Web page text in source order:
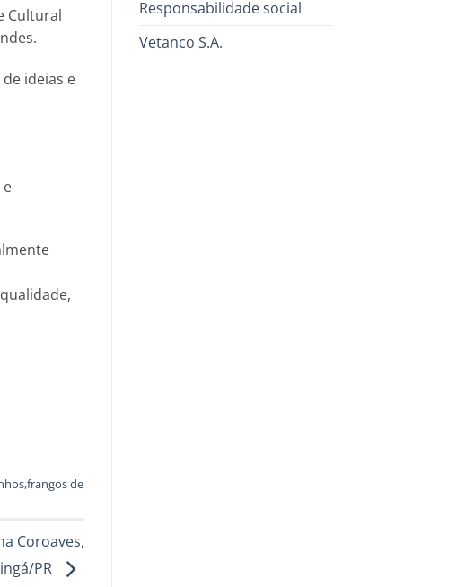
Cultural
ideias e
e
,frangos de
Coroaves,
PR
Responsabilidade social
Vetanco S.A.